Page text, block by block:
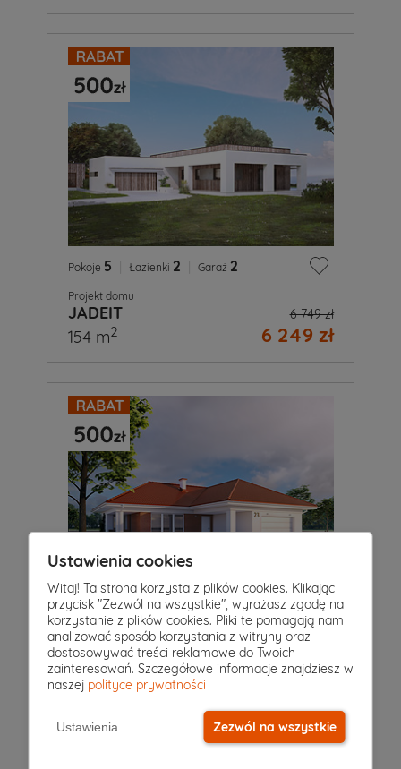
Pokoje 5 Łazienki 2 Garaż 2
Projekt domu
JADEIT 6 749 zł
6 249 zł
154 m2
Pokoje4 | Łazienki2 | Garaż2
Projekt domu
AKSAMIT 5 6 049 zł
5 549 zł
133 m2
Ustawienia cookies
Witaj! Ta strona korzysta z plików cookies. Klikając
przycisk "Zezwól na wszystkie", wyrażasz zgodę na
korzystanie z plików cookies. Pliki te pomagają nam
analizować sposób korzystania z witryny oraz
dostosowywać treści reklamowe do Twoich
zainteresowań. Szczegółowe informacje znajdziesz w
naszej polityce prywatności
Ustawienia Zezwól na wszystkie